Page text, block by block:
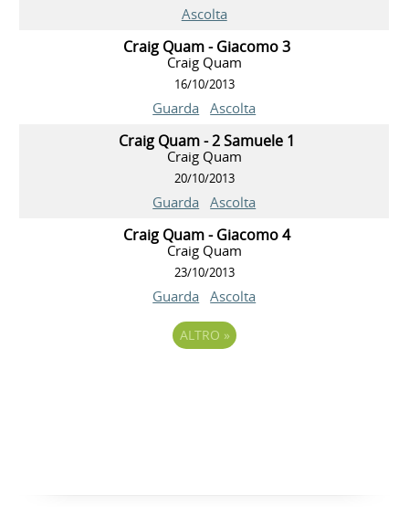
Ascolta
Craig Quam - Giacomo 3
Craig Quam
16/10/2013
Guarda Ascolta
Craig Quam - 2 Samuele 1
Craig Quam
20/10/2013
Guarda Ascolta
Craig Quam - Giacomo 4
Craig Quam
23/10/2013
Guarda Ascolta
ALTRO »